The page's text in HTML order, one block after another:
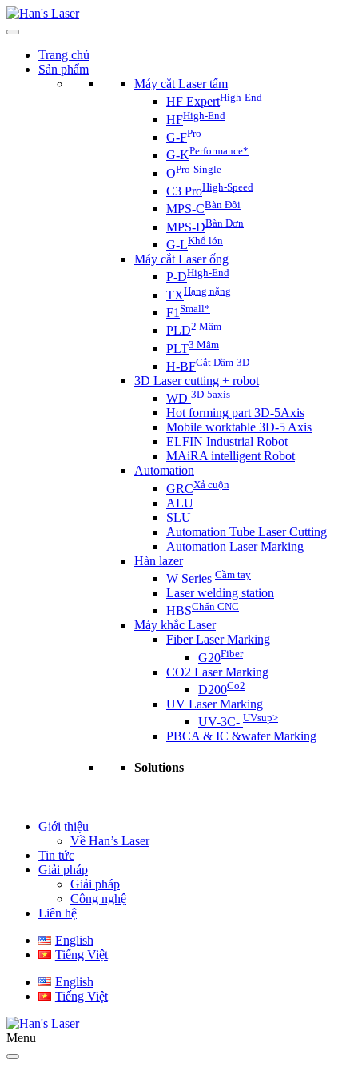
Trang chủ
Sản phẩm
Máy cắt Laser tấm
HF ExpertHigh-End
HFHigh-End
G-FPro
G-KPerformance*
OPro-Single
C3 ProHigh-Speed
MPS-CBàn Đôi
MPS-DBàn Đơn
G-LKhổ lớn
Máy cắt Laser ống
P-DHigh-End
TXHạng nặng
F1 Small*
PLD2 Mâm
PLT3 Mâm
H-BFCắt Dầm-3D
3D Laser cutting + robot
WD 3D-5axis
Hot forming part 3D-5Axis
Mobile worktable 3D-5 Axis
ELFIN Industrial Robot
MAiRA intelligent Robot
Automation
GRCXả cuộn
ALU
SLU
Automation Tube Laser Cutting
Automation Laser Marking
Hàn lazer
W Series Cầm tay
Laser welding station
HBSChấn CNC
Máy khắc Laser
Fiber Laser Marking
G20Fiber
CO2 Laser Marking
D200Co2
UV Laser Marking
UV-3C- UVsup>
PBCA & IC &wafer Marking
Solutions
Giới thiệu
Về Han’s Laser
Tin tức
Giải pháp
Giải pháp
Công nghệ
Liên hệ
English
Tiếng Việt
English
Tiếng Việt
Menu